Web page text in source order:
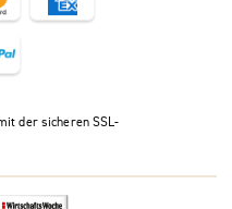
der sicheren SSL-